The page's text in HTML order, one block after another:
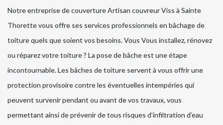
Notre entreprise de couverture Artisan couvreur Viss à Sainte
Thorette vous offre ses services professionnels en bâchage de
toiture quels que soient vos besoins. Vous Vous installez, rénovez
ou réparez votre toiture ? La pose de bâche est une étape
incontournable. Les bâches de toiture servent à vous offrir une
protection provisoire contre les éventuelles intempéries qui
peuvent survenir pendant ou avant de vos travaux, vous
permettant ainsi de prévenir de tous risques d’infiltration d’eau